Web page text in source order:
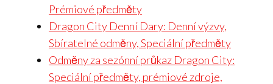
Prémiové předměty
Dragon City Denní Dary: Denní výzvy,
Sbíratelné odměny, Speciální předměty
Odměny za sezónní průkaz Dragon City:
Speciální předměty, prémiové zdroje,